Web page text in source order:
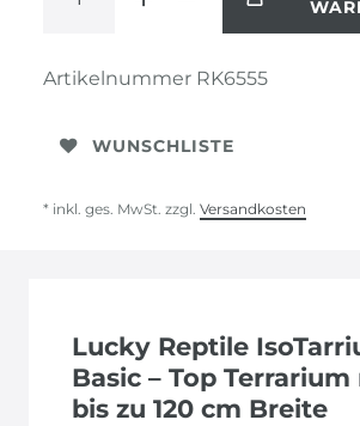
Artikelnummer RK6555
WUNSCHLISTE
* inkl. ges. MwSt. zzgl. Versandkosten
Lucky Reptile
Basic – Top
bis zu 120 cm Breite